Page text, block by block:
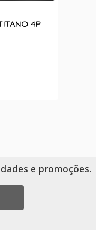
4P
e promoções.